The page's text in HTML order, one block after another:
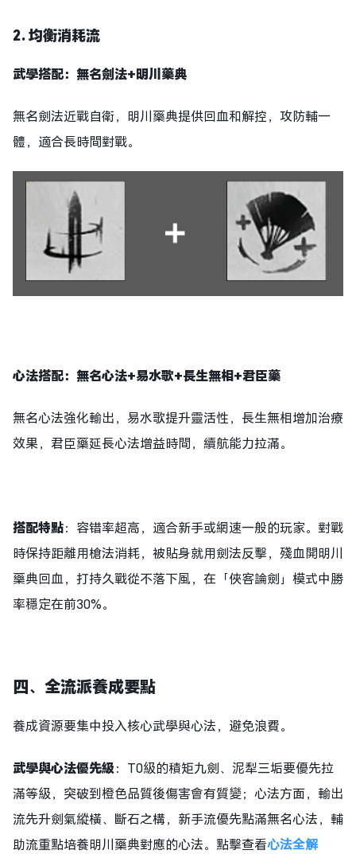
2. 均衡消耗流
武學搭配：無名劍法+明川藥典
無名劍法近戰自衛，明川藥典提供回血和解控，攻防輔一
體，適合長時間對戰。
心法搭配：無名心法+易水歌+長生無相+君臣藥
無名心法強化輸出，易水歌提升靈活性，長生無相增加治療
效果，君臣藥延長心法增益時間，續航能力拉滿。
搭配特點：容错率超高，適合新手或網速一般的玩家。對戰
時保持距離用槍法消耗，被貼身就用劍法反擊，殘血開明川
藥典回血，打持久戰從不落下風，在「俠客論劍」模式中勝
率穩定在前30%。
四、全流派養成要點
養成資源要集中投入核心武學與心法，避免浪費。
武學與心法優先級：T0級的積矩九劍、泥犁三垢要優先拉
滿等級，突破到橙色品質後傷害會有質變；心法方面，輸出
流先升劍氣縱橫、斷石之構，新手流優先點滿無名心法，輔
助流重點培養明川藥典對應的心法。點擊查看心法全解